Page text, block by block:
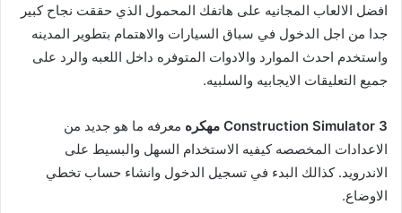
افضل الالعاب المجانيه على هاتفك المحمول الذي حققت نجاح كبير
جدا من اجل الدخول في سباق السيارات والاهتمام بتطوير المدينه
واستخدم احدث الموارد والادوات المتوفره داخل اللعبه والرد على
جميع التعليقات الايجابيه والسلبيه.
Construction Simulator 3 مهكره
معرفه ما هو جديد من
الاعدادات المخصصه كيفيه الاستخدام السهل والبسيط على
الاندرويد. كذالك البدء في تسجيل الدخول وانشاء حساب تخطي
الاوضاع.